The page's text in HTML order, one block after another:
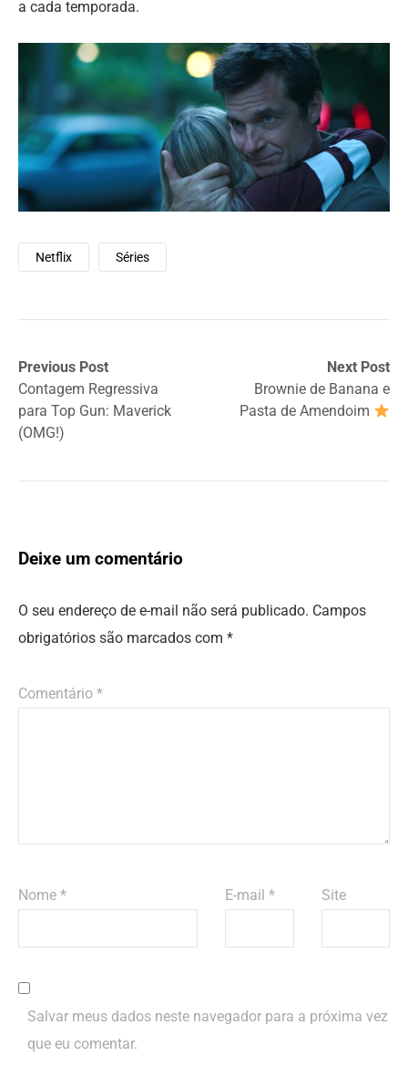
a cada temporada.
Netflix Séries
Previous Post
Contagem Regressiva
para Top Gun: Maverick
(OMG!)
Next Post
Brownie de Banana e
Pasta de Amendoim
Deixe um comentário
O seu endereço de e-mail não será publicado. Campos
obrigatórios são marcados com *
Comentário *
Nome * E-mail * Site
Salvar meus dados neste navegador para a próxima vez
que eu comentar.